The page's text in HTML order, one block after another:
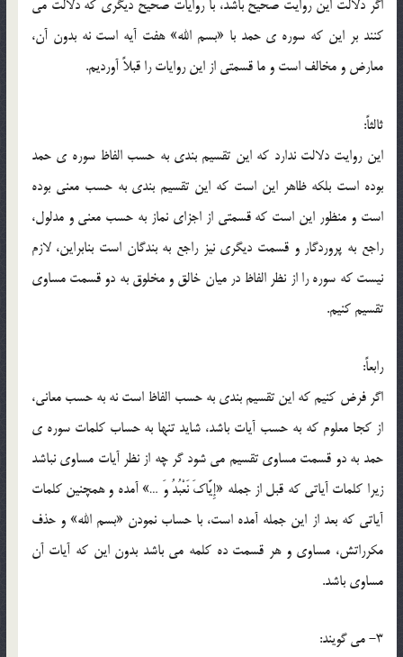
اگر دلالت اين روايت صحيح باشد، با روايات صحيح ديگري که دلالت مي
کنند بر اين که سوره ي حمد با «بسم الله» هفت آيه است نه بدون آن،
معارض و مخالف است و ما قسمتي از اين روايات را قبلاً آورديم.
ثالثاً:
اين روايت دلالت ندارد که اين تقسيم بندي به حسب الفاظ سوره ي حمد
بوده است بلکه ظاهر اين است که اين تقسيم بندي به حسب معني بوده
است و منظور اين است که قسمتي از اجزاي نماز به حسب معني و مدلول،
راجع به پروردگار و قسمت ديگري نيز راجع به بندگان است بنابراين، لازم
نيست که سوره را از نظر الفاظ در ميان خالق و مخلوق به دو قسمت مساوي
تقسيم کنيم.
رابعاً:
اگر فرض کنيم که اين تقسيم بندي به حسب الفاظ است نه به حسب معاني،
از کجا معلوم که به حسب آيات باشد، شايد تنها به حساب کلمات سوره ي
حمد به دو قسمت مساوي تقسيم مي شود گر چه از نظر آيات مساوي نباشد
زيرا کلمات آياتي که قبل از جمله «إِيَّاکَ نَعْبُدُ وَ …» آمده و همچنين کلمات
آياتي که بعد از اين جمله آمده است، با حساب نمودن «بسم الله» و حذف
مکرراتش، مساوي و هر قسمت ده کلمه مي باشد بدون اين که آيات آن
مساوي باشد.
3- مي گويند: